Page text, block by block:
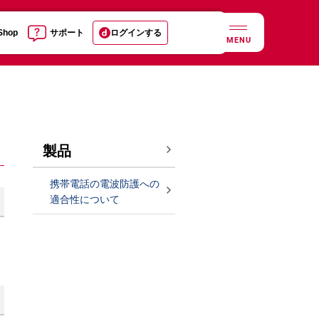
サポート ログインする
MENU
製品
携帯電話の電波防護への
適合性について